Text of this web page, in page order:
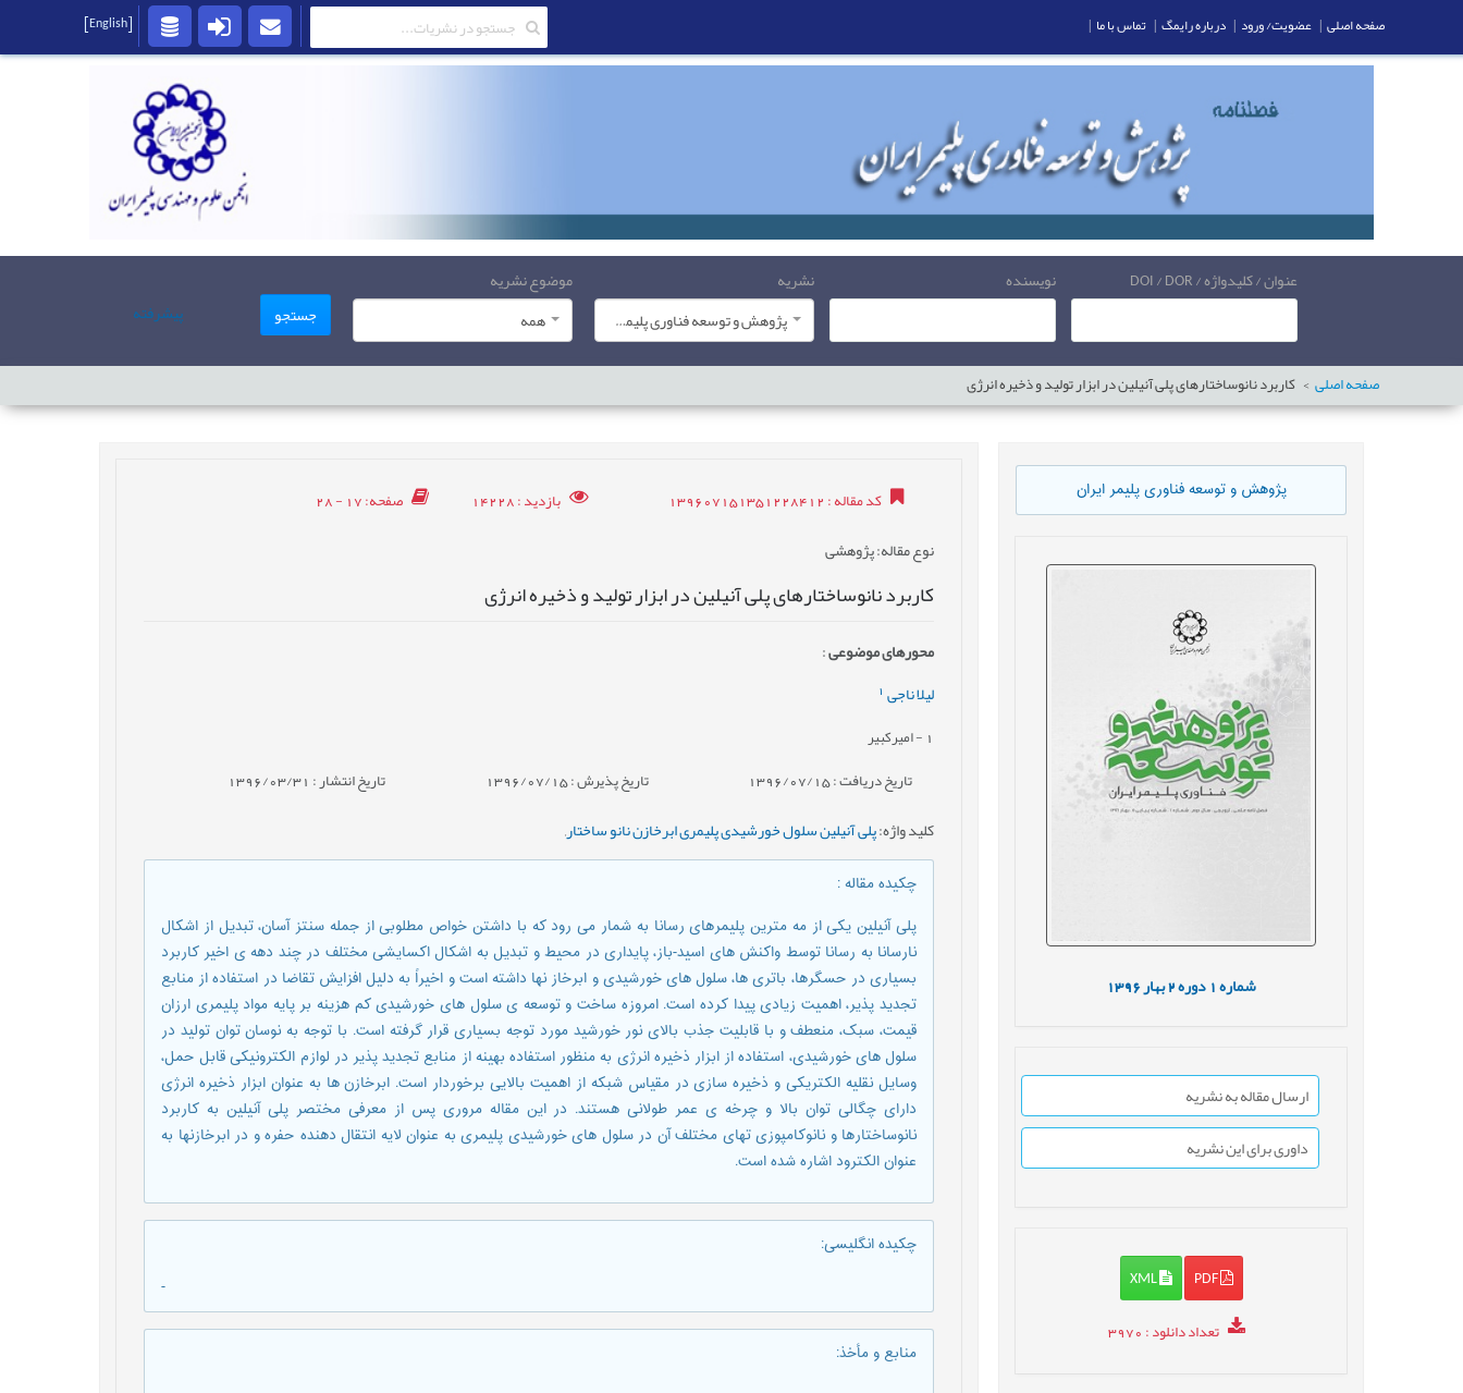
عنوان / کلیدواژه / DOI / DOR نویسنده
نشریه
پژوهش و توسعه فناوری پلیمر ایران
موضوع نشریه
همه
جستجو پیشرفته
صفحه اصلی کاربرد نانوساختارهای پلی آنیلین در ابزار تولید و ذخیره انرژی
پژوهش و توسعه فناوری پلیمر ایران
شماره دوره بهار1396
ارسال مقاله به نشریه
داوری برای این نشریه
PDF
XML
تعداد دانلود: 3970
کد مقاله: 139607151351228412 بازدید: 14228 صفحه: 17 - 28
نوع مقاله: پژوهشی
کاربرد نانوساختارهای پلی آنیلین در ابزار تولید و ذخیره انرژی
محورهای موضوعی:
لیلا ناجی 1
1 - امیرکبیر
تاریخ دریافت : 1396/07/15 تاریخ پذیرش : 1396/07/15 تاریخ انتشار : 1396/03/31
کلید واژه:پلی آنیلین سلول خورشیدی پلیمری ابرخازن نانو ساختار,
چکیده مقاله:
پلی آنیلین یکی از مه مترین پلیمرهای رسانا به شمار می رود که با داشتن خواص مطلوبی از جمله سنتز آسان، تبدیل از اشکال
نارسانا به رسانا توسط واکنش های اسید-باز، پایداری در محیط و تبدیل به اشکال اکسایشی مختلف در چند دهه ی اخیر کاربرد
بسیاری در حسگرها، باتری ها، سلول های خورشیدی و ابرخاز نها داشته است و اخیراً به دلیل افزایش تقاضا در استفاده از منابع
تجدید پذیر، اهمیت زیادی پیدا کرده است. امروزه ساخت و توسعه ی سلول های خورشیدی کم هزینه بر پایه مواد پلیمری ارزان
قیمت، سبک، منعطف و با قابلیت جذب بالای نور خورشید مورد توجه بسیاری قرار گرفته است. با توجه به نوسان توان تولید در
سلول های خورشیدی، استفاده از ابزار ذخیره انرژی به منظور استفاده بهینه از منابع تجدید پذیر در لوازم الکترونیکی قابل حمل،
وسایل نقلیه الکتریکی و ذخیره سازی در مقیاس شبکه از اهمیت بالایی برخوردار است. ابرخازن ها به عنوان ابزار ذخیره انرژی
دارای چگالی توان بالا و چرخه ی عمر طولانی هستند. در این مقاله مروری پس از معرفی مختصر پلی آنیلین به کاربرد
نانوساختارها و نانوکامپوزی تهای مختلف آن در سلول های خورشیدی پلیمری به عنوان لایه انتقال دهنده حفره و در ابرخازنها به
عنوان الکترود اشاره شده است.
چکیده انگلیسی:
-
منابع و مأخذ:
صفحه اصلی | عضویت/ ورود | درباره رایمگ | تماس با ما |
[English]